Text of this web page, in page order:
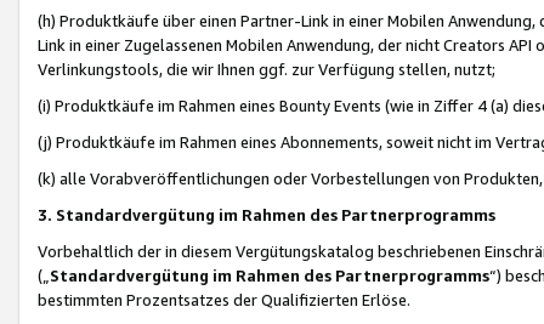
(h) Produktkäufe über einen Partner-Link in einer Mobilen
Link in einer Zugelassenen Mobilen Anwendung, der nicht Creators
Verlinkungstools, die wir Ihnen ggf. zur Verfügung stellen, nutzt;
(i) Produktkäufe im Rahmen eines Bounty Events (wie in Ziffer 4 (a)
(j) Produktkäufe im Rahmen eines Abonnements, soweit nicht im
(k) alle Vorabveröffentlichungen oder Vorbestellungen von
3. Standardvergütung im Rahmen des Partnerprogramms
Vorbehaltlich der in diesem Vergütungskatalog beschriebenen
(„ Standardvergütung im Rahmen des Partnerprogramms“)
bestimmten Prozentsatzes der Qualifizierten Erlöse.